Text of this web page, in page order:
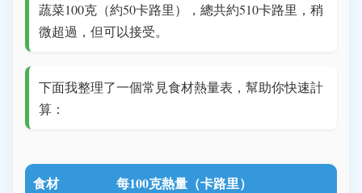
蔬菜100克（約50卡路里），總共約510卡路里，稍
微超過，但可以接受。
下面我整理了一個常見食材熱量表，幫助你快速計
算：
食材 每100克熱量（卡路里）